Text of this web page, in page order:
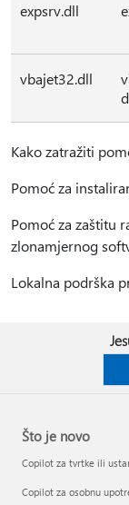
expsrv.dll
vbajet32.dll
Kako zatražiti
Pomoć za
Pomoć za zaštitu
zlonamjernog
Lokalna podrška
Što je novo
Copilot za tvrtke ili
Copilot za osobnu